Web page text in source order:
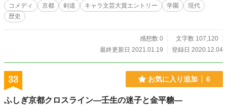
コメディ 京都 剣道 キャラ文芸大賞エントリー 学園
現代
歴史
感想数 0
文字数 107,120
最終更新日 2021.01.19
登録日 2020.12.04
33 お気に入り追加 6
ふしぎ京都クロスライン―壬生の迷子と金平糖―